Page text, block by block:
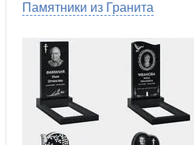
Памятники из Гранита